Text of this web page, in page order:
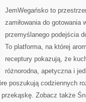
JemWegańsko to
zamiłowania do gotowania
przemyślanego podejścia
To platforma, na której
receptury pokazują, że
różnorodna, apetyczna i
poszukują codziennych
Zobacz także